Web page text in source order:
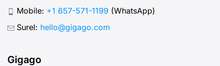
Mobile: +1 657-571-1199 (WhatsApp)
Surel: hello@gigago.com
Gigago